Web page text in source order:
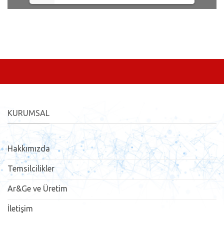
KURUMSAL
Hakkımızda
Temsilcilikler
Ar&Ge ve Üretim
İletişim